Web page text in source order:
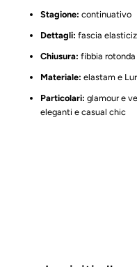
Stagione: continuativo
Dettagli: fascia
Chiusura: fibbia
Materiale: elastam e
Particolari: glamour e
eleganti e casual chic